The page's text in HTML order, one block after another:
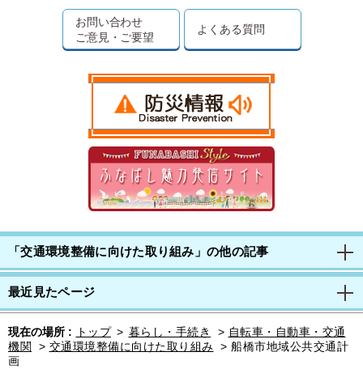
お問い合わせ
ご意見・ご要望
よくある質問
「交通環境整備に向けた取り組み」の他の記事
最近見たページ
現在の場所 : トップ > 暮らし・手続き > 自転車・自動車・交通
機関
> 交通環境整備に向けた取り組み > 船橋市地域公共交通計
画